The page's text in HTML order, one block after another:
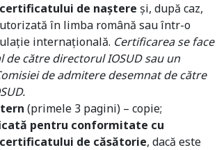
de naștere și, după caz,
în limba română sau într-o
internațională. Certificarea se face
de către directorul IOSUD sau un
de admitere desemnat de către
(primele 3 pagini) – copie;
pentru conformitate cu
de căsătorie, dacă este